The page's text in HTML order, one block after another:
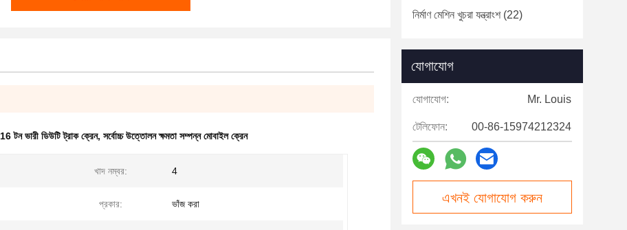
16 টন ভারী ডিউটি ট্রাক ক্রেন, সর্বোচ্চ উত্তোলন ক্ষমতা সম্পন্ন মোবাইল ক্রেন
খাদ নম্বর: 4
প্রকার: ভাঁজ করা
নির্মাণ মেশিন খুচরা যন্ত্রাংশ(22)
যোগাযোগ
যোগাযোগ: Mr. Louis
টেলিফোন: 00-86-15974212324
এখনই যোগাযোগ করুন